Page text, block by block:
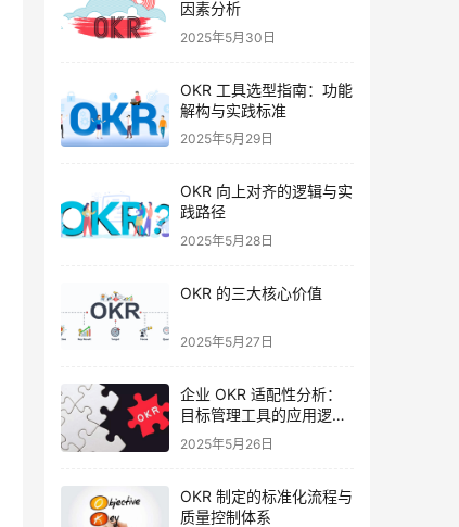
因素分析
2025年5月30日
OKR 工具选型指南：功能
解构与实践标准
2025年5月29日
OKR 向上对齐的逻辑与实
践路径
2025年5月28日
OKR 的三大核心价值
2025年5月27日
企业 OKR 适配性分析：
目标管理工具的应用逻辑
与实践要点
2025年5月26日
OKR 制定的标准化流程与
质量控制体系